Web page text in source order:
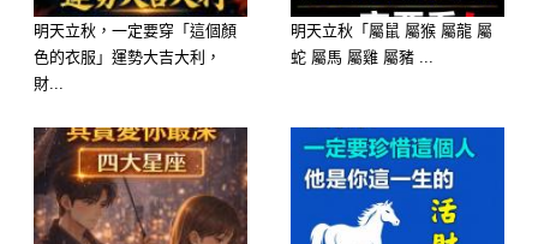
明天立秋，一定要穿「這個顏
色的衣服」運勢大吉大利，
財...
明天立秋「屬鼠 屬猴 屬龍 屬
蛇 屬馬 屬雞 屬豬 ...